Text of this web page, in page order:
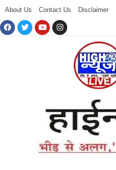
About Us Contact Us Disclaimer